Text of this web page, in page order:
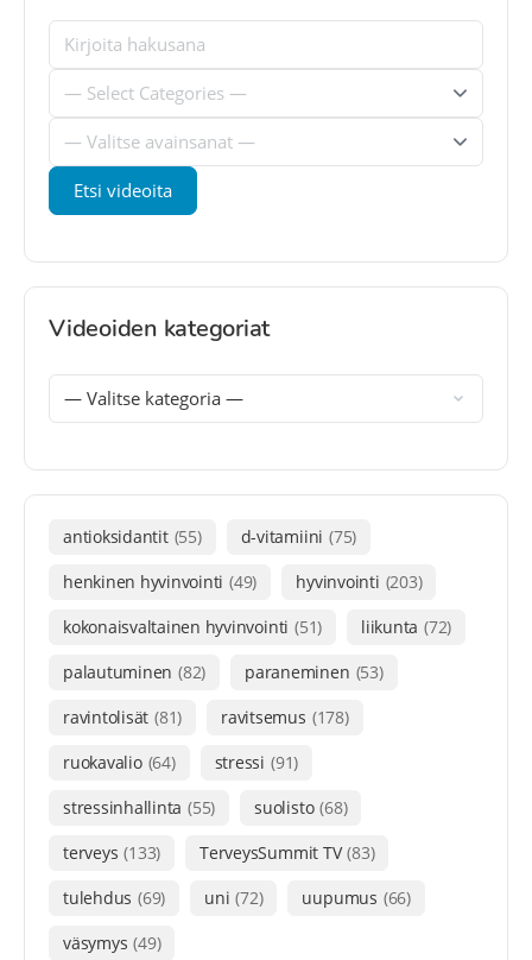
Videoiden kategoriat
antioksidantit (55) d-vitamiini (75)
henkinen hyvinvointi (49) hyvinvointi (203)
kokonaisvaltainen hyvinvointi (51) liikunta (72)
palautuminen (82) paraneminen (53)
ravintolisät (81) ravitsemus (178)
ruokavalio (64) stressi (91)
stressinhallinta (55) suolisto (68)
terveys (133) TerveysSummit TV (83)
tulehdus (69) uni (72) uupumus (66)
väsymys (49)